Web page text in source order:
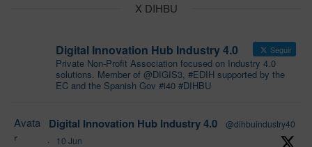
X DIHBU
Digital Innovation Hub Industry 4.0 Seguir
Private Non-Profit Association focused on Industry 4.0
solutions. Member of @DIGIS3, #EDIH supported by the
EC and the Spanish Gov #i40 #DIHBU
Avata
r
Digital Innovation Hub Industry 4.0
@dihbuindustry40
·
10 Jun